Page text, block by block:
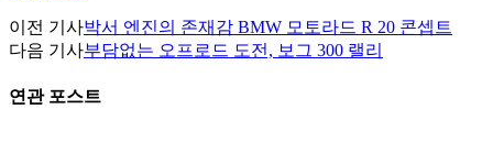
이전 기사박서 엔진의 존재감 BMW 모토라드 R 20 콘셉트
다음 기사부담없는 오프로드 도전, 보그 300 랠리
연관 포스트